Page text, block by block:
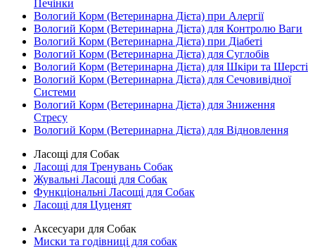
Печінки
Вологий Корм (Ветеринарна Дієта) при Алергії
Вологий Корм (Ветеринарна Дієта) для Контролю Ваги
Вологий Корм (Ветеринарна Дієта) при Діабеті
Вологий Корм (Ветеринарна Дієта) для Суглобів
Вологий Корм (Ветеринарна Дієта) для Шкіри та Шерсті
Вологий Корм (Ветеринарна Дієта) для Сечовивідної
Системи
Вологий Корм (Ветеринарна Дієта) для Зниження
Стресу
Вологий Корм (Ветеринарна Дієта) для Відновлення
Ласощі для Собак
Ласощі для Тренувань Собак
Жувальні Ласощі для Собак
Функціональні Ласощі для Собак
Ласощі для Цуценят
Аксесуари для Собак
Миски та годівниці для собак